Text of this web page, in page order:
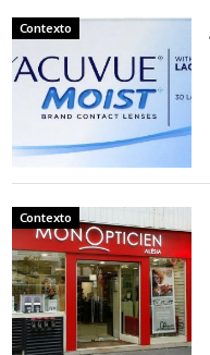
Contexto
Contexto